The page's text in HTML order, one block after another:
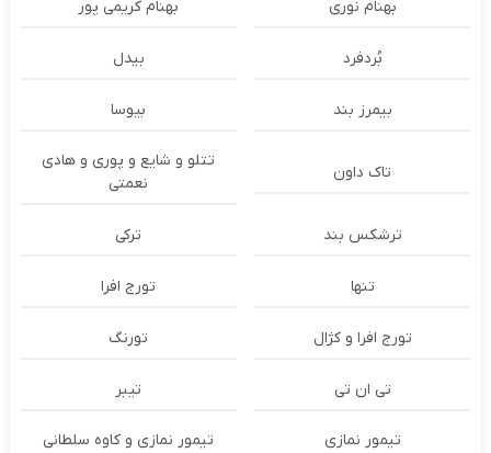
بهنام نوری بهنام کریمی پور
بُردفرد بیدل
بیمرز بند بیوسا
تاک داون
تتلو و شایع و پوری و هادی
نعمتی
ترشكس بند ترکی
تنها تورج افرا
تورج افرا و کژال تورنگ
تی ان تی تیبر
تیمور نمازی تیمور نمازی و کاوه سلطانی